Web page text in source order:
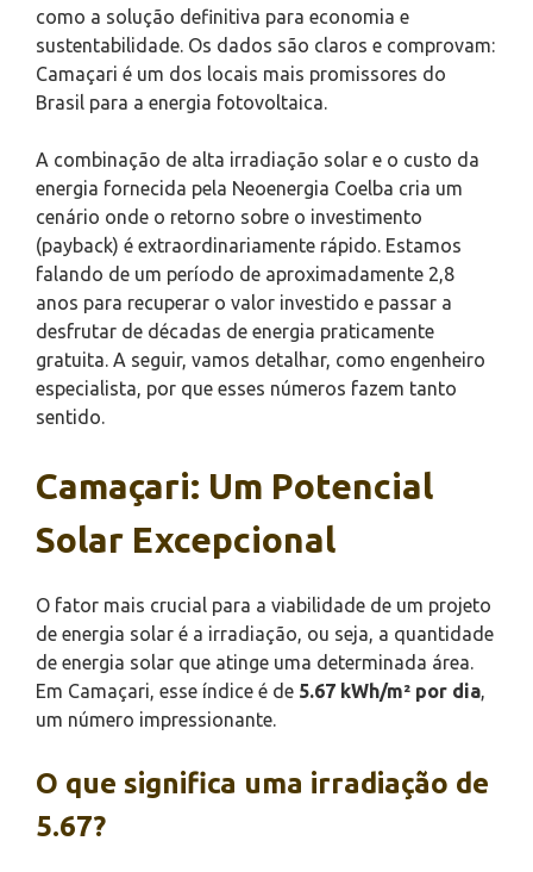
como a solução definitiva para economia e
sustentabilidade. Os dados são claros e comprovam:
Camaçari é um dos locais mais promissores do
Brasil para a energia fotovoltaica.
A combinação de alta irradiação solar e o custo da
energia fornecida pela Neoenergia Coelba cria um
cenário onde o retorno sobre o investimento
(payback) é extraordinariamente rápido. Estamos
falando de um período de aproximadamente 2,8
anos para recuperar o valor investido e passar a
desfrutar de décadas de energia praticamente
gratuita. A seguir, vamos detalhar, como engenheiro
especialista, por que esses números fazem tanto
sentido.
Camaçari: Um Potencial
Solar Excepcional
O fator mais crucial para a viabilidade de um projeto
de energia solar é a irradiação, ou seja, a quantidade
de energia solar que atinge uma determinada área.
Em Camaçari, esse índice é de 5.67 kWh/m² por dia
um número impressionante.
O que significa uma irradiação de
5.67?